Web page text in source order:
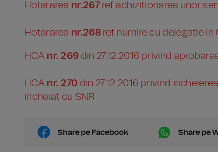
Hotararea nr.267ref achizitionarea unor
Hotararea nr.268 ref numire cu delegatie in
HCA nr. 269 din 27.12.2016 privind
HCA nr. 270 din 27.12.2016 privind
incheiat cu SNR
Share pe Facebook Share pe